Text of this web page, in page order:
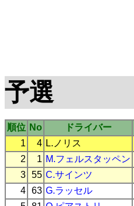
予選
順位 No ドライバー
1
4 L.ノリス
2
1 M.フェルスタッペン
3 55 C.サインツ
4 63 G.ラッセル